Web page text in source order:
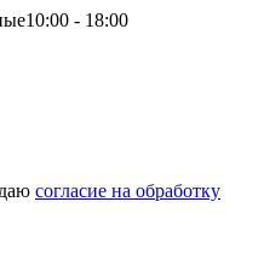
10:00 - 18:00
согласие на обработку